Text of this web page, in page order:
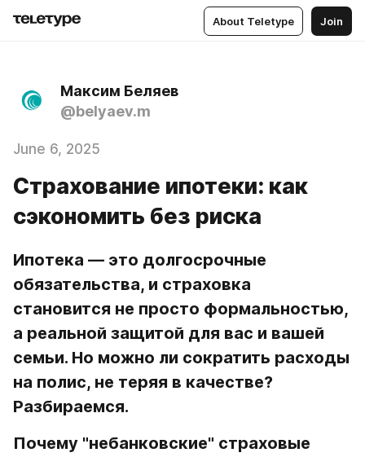
About Teletype Join
Максим Беляев
@belyaev.m
June 6, 2025
Страхование ипотеки: как
сэкономить без риска
Ипотека — это долгосрочные
обязательства, и страховка
становится не просто формальностью,
а реальной защитой для вас и вашей
семьи. Но можно ли сократить расходы
на полис, не теряя в качестве?
Разбираемся.
Почему "небанковские" страховые